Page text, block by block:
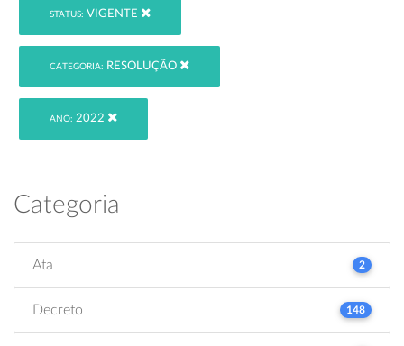
STATUS: VIGENTE
CATEGORIA: RESOLUÇÃO
ANO: 2022
Categoria
Ata 2
Decreto 148